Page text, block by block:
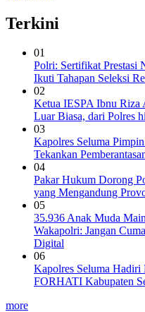
Terkini
01
Polri: Sertifikat Prestasi
Ikuti Tahapan Seleksi
02
Ketua IESPA Ibnu Riza
Luar Biasa, dari Polres
03
Kapolres Seluma
Tekankan
04
Pakar Hukum Dorong
yang Mengandung
05
35.936 Anak Muda
Wakapolri: Jangan
Digital
06
Kapolres Seluma
FORHATI Kabupaten
more